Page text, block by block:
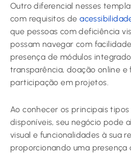
Outro diferencial nesses
com requisitos de
que pessoas com deficiência
possam navegar com
presença de módulos
transparência, doação online e
participação em projetos.
Ao conhecer os principais
disponíveis, seu negócio pode
visual e funcionalidades à sua
proporcionando uma presença